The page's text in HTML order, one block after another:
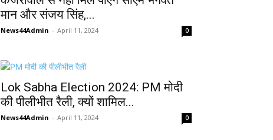
मान और संजय सिंह,...
News44Admin - April 11, 2024 0
Lok Sabha Election 2024: PM मोदी
की पीलीभीत रैली, क्यों शामिल...
News44Admin - April 11, 2024 0